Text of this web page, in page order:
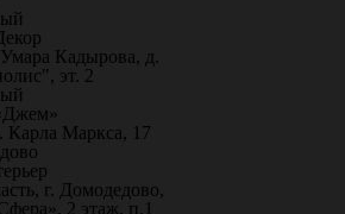
Кадырова, д.
эт. 2
Карла Маркса, 17
г. Домодедово,
2 этаж, п.1